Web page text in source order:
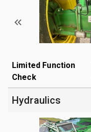
Limited Function
Check
Hydraulics